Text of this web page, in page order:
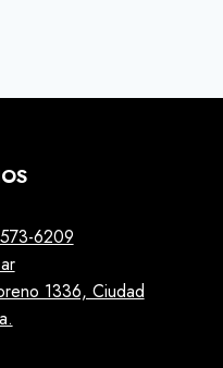
6209
1336, Ciudad